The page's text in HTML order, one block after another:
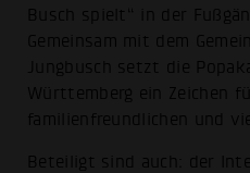
Busch spielt“ in der
Gemeinsam mit dem
Jungbusch setzt die
Württemberg ein Zeichen
familienfreundlichen und
Beteiligt sind auch: der